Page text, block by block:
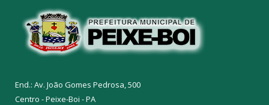
End.: Av. João Gomes Pedrosa, 500
Centro - Peixe-Boi - PA